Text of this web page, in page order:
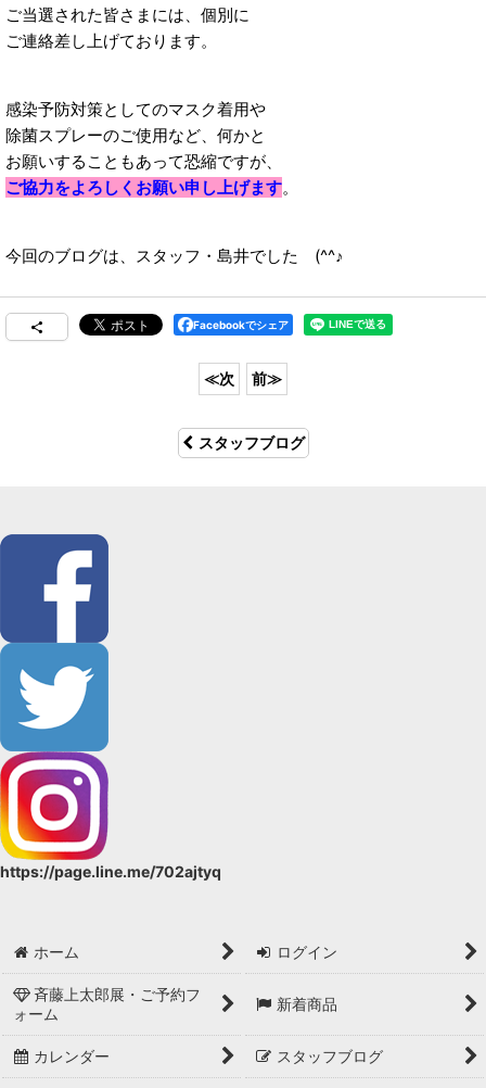
ご当選された皆さまには、個別に
ご連絡差し上げております。
感染予防対策としてのマスク着用や
除菌スプレーのご使用など、何かと
お願いすることもあって恐縮ですが、
ご協力をよろしくお願い申し上げます。
今回のブログは、スタッフ・島井でした (^^♪
Facebookでシェア
スタッフブログ
https://page.line.me/702ajtyq
ホーム ログイン
斉藤上太郎展・ご予約フ
ォーム
新着商品
カレンダー スタッフブログ